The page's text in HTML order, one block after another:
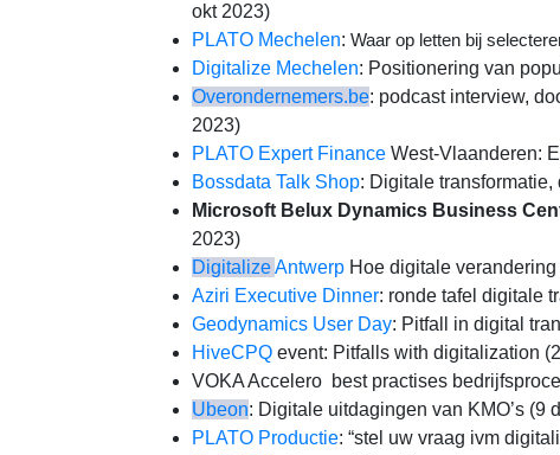
okt 2023)
PLATO Mechelen: Waar op letten bij
Digitalize Mechelen: Positionering van
Overondernemers.be: podcast interview,
2023)
PLATO Expert Finance West-Vlaanderen:
Bossdata Talk Shop: Digitale
Microsoft Belux Dynamics Business
2023)
DigitalizeAntwerp Hoe digitale
Aziri Executive Dinner: ronde tafel digitale
Geodynamics User Day: Pitfall in digital
HiveCPQ event: Pitfalls with digitalization
VOKA Accelero best practises
Ubeon: Digitale uitdagingen van KMO’s (9
PLATO Productie: “stel uw vraag ivm